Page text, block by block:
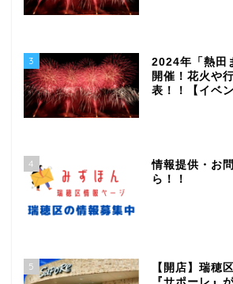
3
2024年「熱田
開催！花火や
表！！【イベン
4
情報提供・お
ら！！
5
【開店】瑞穂